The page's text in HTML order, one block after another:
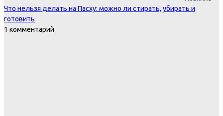
Что нельзя делать на Пасху: можно ли стирать, убирать и
готовить
1 комментарий